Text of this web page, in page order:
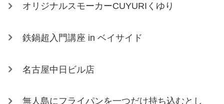
オリジナルスモーカーCUYURIくゆり
鉄鍋超入門講座 in ベイサイド
名古屋中日ビル店
無人島にフライパンを一つだけ持ち込むとし